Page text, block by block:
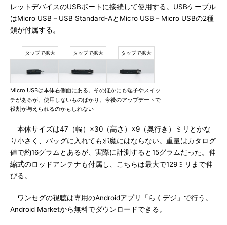
レットデバイスのUSBポートに接続して使用する。USBケーブル
はMicro USB－USB Standard-AとMicro USB－Micro USBの2種
類が付属する。
Micro USBは本体右側面にある。そのほかにも端子やスイッ
チがあるが、使用しないものばかり。今後のアップデートで
役割が与えられるのかもしれない
本体サイズは47（幅）×30（高さ）×9（奥行き）ミリとかな
り小さく、バッグに入れても邪魔にはならない。重量はカタログ
値で約16グラムとあるが、実際に計測すると15グラムだった。伸
縮式のロッドアンテナも付属し、こちらは最大で129ミリまで伸
びる。
ワンセグの視聴は専用のAndroidアプリ「らくデジ」で行う。
Android Marketから無料でダウンロードできる。